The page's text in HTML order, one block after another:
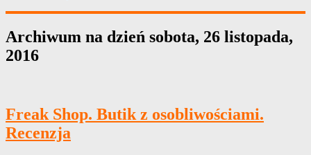
Archiwum na dzień sobota, 26 listopada,
2016
Freak Shop. Butik z osobliwościami.
Recenzja